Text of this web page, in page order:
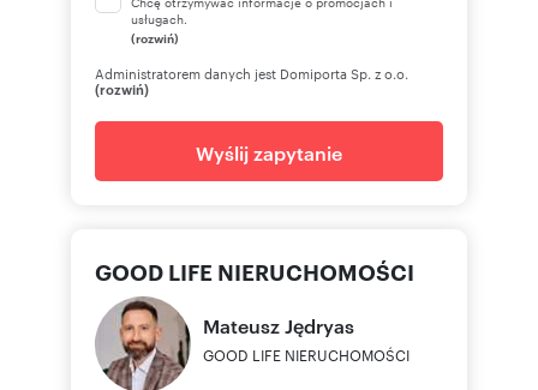
usługach.
(rozwiń)
Administratorem danych jest Domiporta Sp. z o.o.
(rozwiń)
Wyślij zapytanie
GOOD LIFE NIERUCHOMOŚCI
MateuszJędryas
GOOD LIFE NIERUCHOMOŚCI